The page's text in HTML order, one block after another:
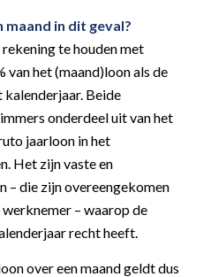
in dit geval?
te houden met
van het (maand)loon als de
Beide
onderdeel uit van het
jaarloon in het
Het zijn vaste en
– die zijn overeengekomen
– waarop de
recht heeft.
over een maand geldt dus